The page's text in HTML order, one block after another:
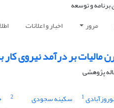
مرور اخبار و اعلانات
مالیات بر درآمد نیروی کار
پژوهشی
1 سکینه سجودی 2